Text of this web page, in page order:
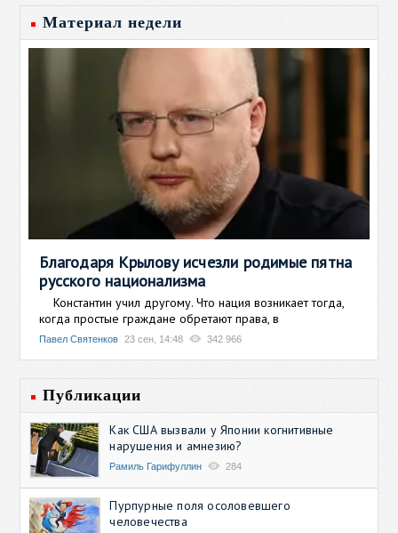
Материал недели
Благодаря Крылову исчезли родимые пятна
русского национализма
Константин учил другому. Что нация возникает тогда,
когда простые граждане обретают права, в
Павел Святенков 23 сен, 14:48 342 966
Публикации
Как США вызвали у Японии когнитивные
нарушения и амнезию?
Рамиль Гарифуллин 284
Пурпурные поля осоловевшего
человечества